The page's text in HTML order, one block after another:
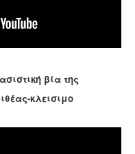
βία της
κλεισιμο